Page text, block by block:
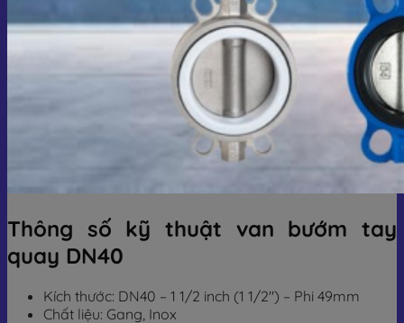
Thông số kỹ thuật van bướm tay
quay DN40
Kích thước: DN40 – 1 1/2 inch (1 1/2″) – Phi 49mm
Chất liệu: Gang, Inox